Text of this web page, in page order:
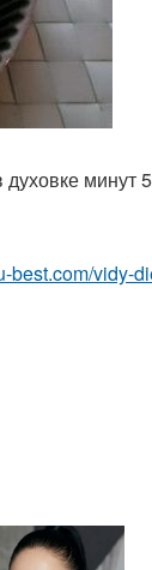
минут
best.com/vidy-